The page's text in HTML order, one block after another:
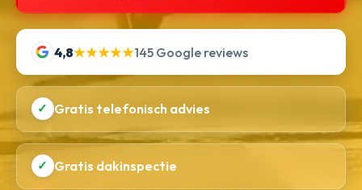
4,8★★★★★145 Google reviews
✓ Gratis telefonisch advies
✓ Gratis dakinspectie